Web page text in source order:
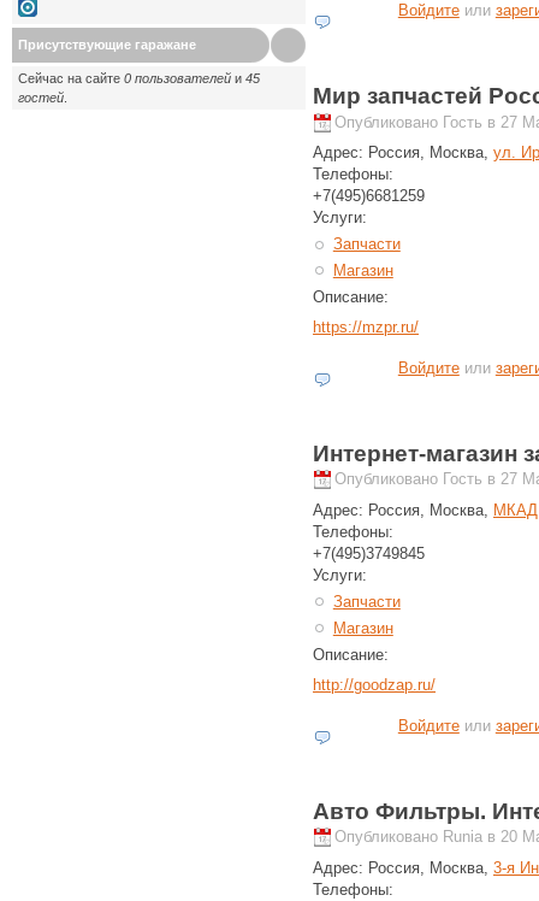
Присутствующие гаражане
Сейчас на сайте 0 пользователей и 45
гостей
Войдитеили
Мир запчастей
Опубликовано Гость в 27
Адрес: Россия, Москва, ул.
Телефоны:
+7(495)6681259
Услуги:
Запчасти
Магазин
Описание:
https://mzpr.ru/
Войдитеили
Интернет-магазин
Опубликовано Гость в 27
Адрес: Россия, Москва,
Телефоны:
+7(495)3749845
Услуги:
Запчасти
Магазин
Описание:
http://goodzap.ru/
Войдитеили
Авто Фильтры.
Опубликовано Runia в 20
Адрес: Россия, Москва, 3-я
Телефоны: